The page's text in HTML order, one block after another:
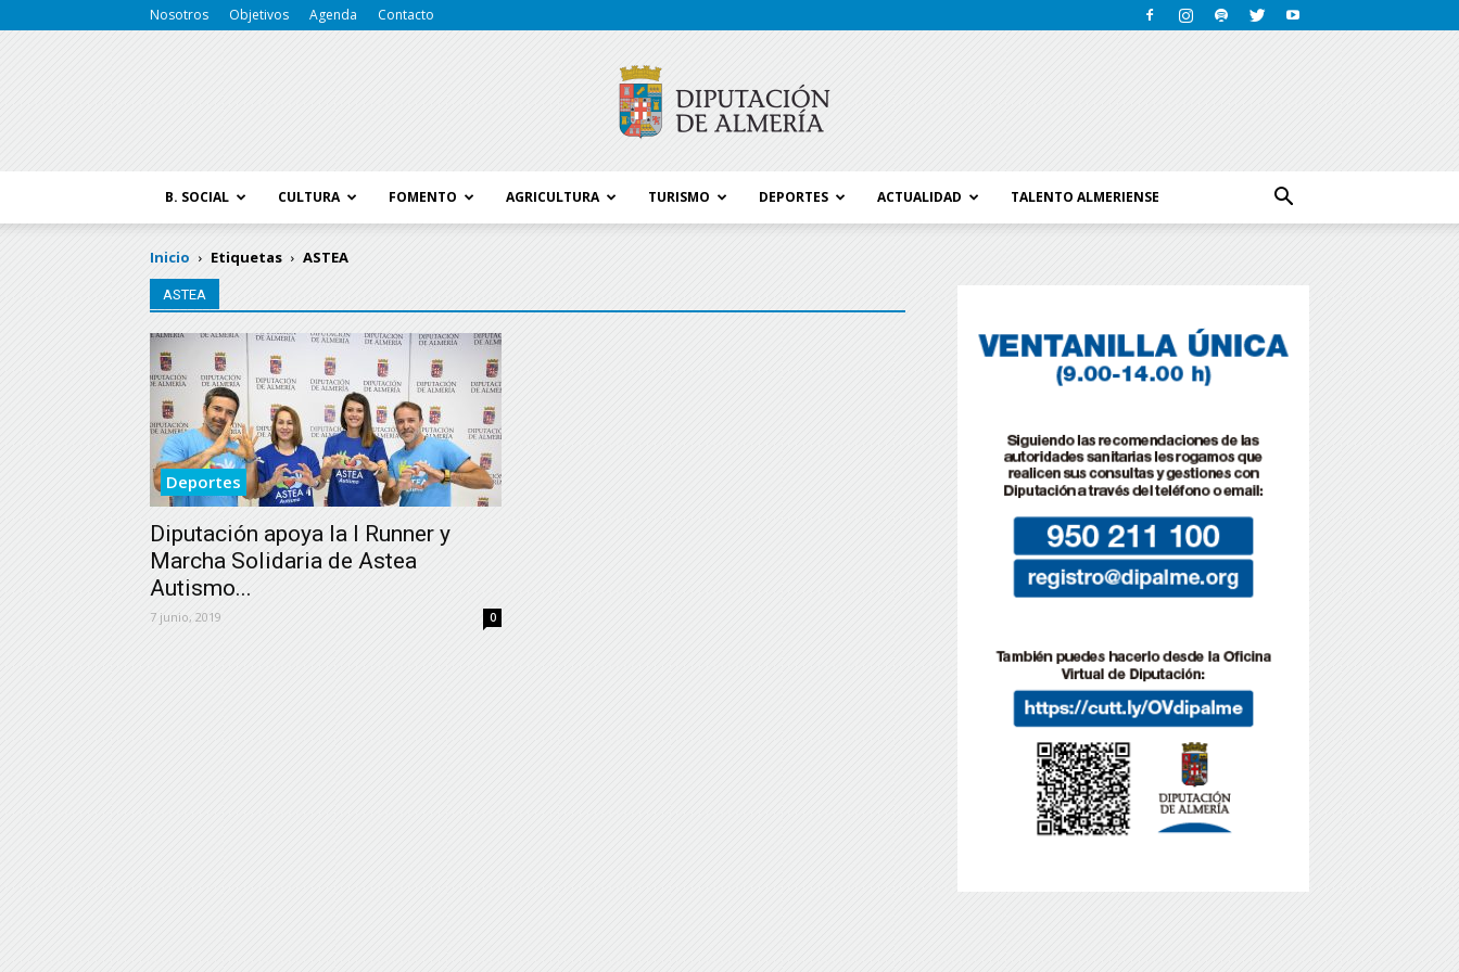
Nosotros Objetivos Agenda Contacto
B. SOCIAL CULTURA FOMENTO AGRICULTURA TURISMO DEPORTES ACTUALIDAD TALENTO ALMERIENSE
Inicio Etiquetas ASTEA
ASTEA
Deportes
Diputación apoya la I Runner y
Marcha Solidaria de Astea
Autismo...
7 junio, 2019 0